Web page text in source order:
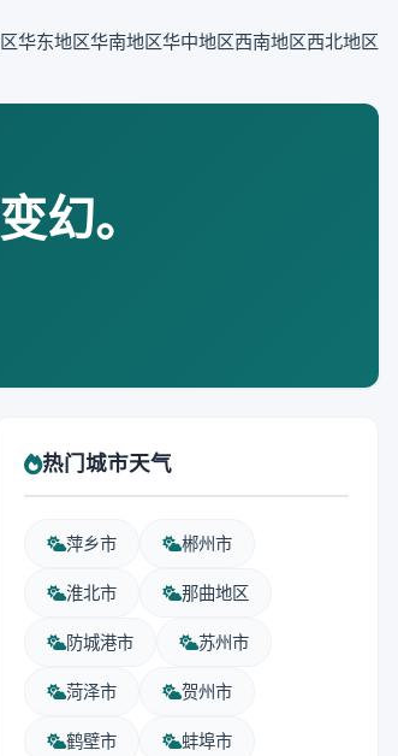
华东地区华南地区华中地区西南地区西北地区
幻。
热门城市天气
萍乡市 郴州市
淮北市 那曲地区
防城港市 苏州市
菏泽市 贺州市
鹤壁市 蚌埠市